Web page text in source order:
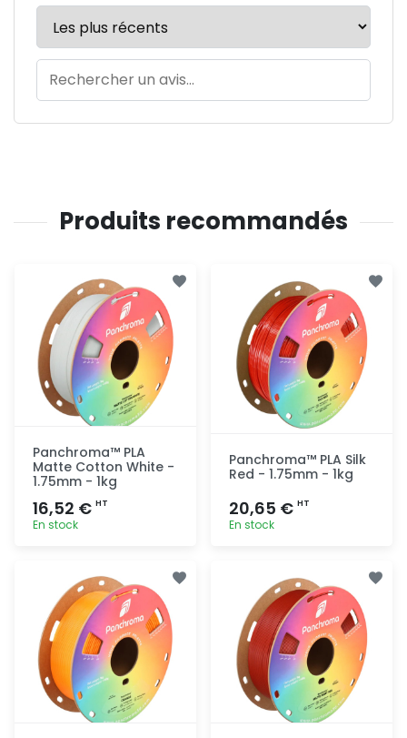
Produits recommandés
Panchroma™ PLA
Matte Cotton White -
1.75mm - 1kg
16,52 € HT
En stock
rapide
Panchroma™ PLA Silk
Red - 1.75mm - 1kg
20,65 € HT
En stock
rapide